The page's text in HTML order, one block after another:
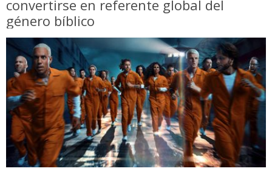
convertirse en referente global del
género bíblico